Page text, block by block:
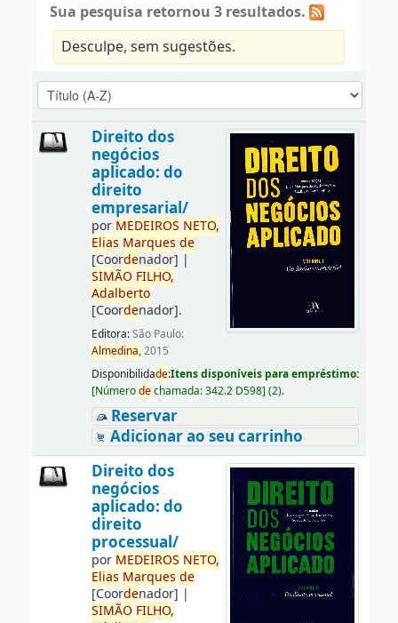
Sua pesquisa retornou 3 resultados.
Desculpe, sem sugestões.
Direito dos
negócios
aplicado: do
direito
empresarial/
por MEDEIROS NETO,
Elias Marques de
[Coordenador] |
SIMÃO FILHO,
Adalberto
[Coordenador].
Editora:São Paulo:
Almedina,2015
Disponibilidade:Itens disponíveis para empréstimo:
[Númerodechamada:342.2 D598] (2).
Reservar
Adicionar ao seu carrinho
Direito dos
negócios
aplicado: do
direito
processual/
por MEDEIROS NETO,
Elias Marques de
[Coordenador] |
SIMÃO FILHO,